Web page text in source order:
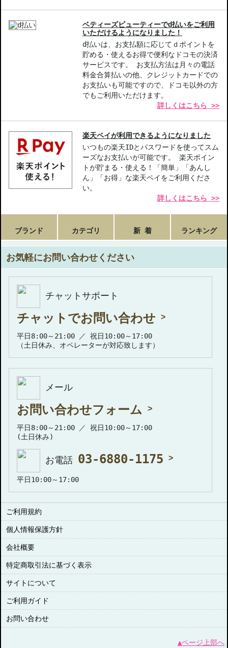
ベティーズビューティーでd払いをご利用
いただけるようになりました！
d払いは、お支払額に応じてｄポイントを
貯める・使えるお得で便利なドコモの決済
サービスです。 お支払方法は月々の電話
料金合算払いの他、クレジットカードでの
お支払いも可能ですので、ドコモ以外の方
でもご利用いただけます。
詳しくはこちら >>
楽天ペイが利用できるようになりました
いつもの楽天IDとパスワードを使ってスム
ーズなお支払いが可能です。 楽天ポイン
トが貯まる・使える！「簡単」「あんし
ん」「お得」な楽天ペイをご利用くださ
い。
詳しくはこちら >>
ブランド カテゴリ 新 着 ランキング
お気軽にお問い合わせください
チャットサポート
チャットでお問い合わせ
平日8:00～21:00 ／ 祝日10:00～17:00
（土日休み、オペレーターが対応致します）
メール
お問い合わせフォーム
平日8:00～21:00 ／ 祝日10:00～17:00
(土日休み)
お電話 03-6880-1175
平日10:00～17:00
ご利用規約
個人情報保護方針
会社概要
特定商取引法に基づく表示
サイトについて
ご利用ガイド
お問い合わせ
▲ページ上部へ